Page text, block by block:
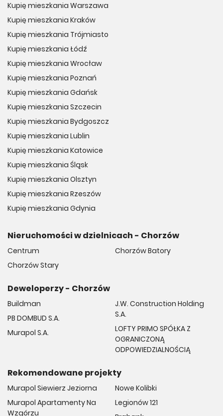
Kupię mieszkania Warszawa
Kupię mieszkania Kraków
Kupię mieszkania Trójmiasto
Kupię mieszkania Łódź
Kupię mieszkania Wrocław
Kupię mieszkania Poznań
Kupię mieszkania Gdańsk
Kupię mieszkania Szczecin
Kupię mieszkania Bydgoszcz
Kupię mieszkania Lublin
Kupię mieszkania Katowice
Kupię mieszkania Śląsk
Kupię mieszkania Olsztyn
Kupię mieszkania Rzeszów
Kupię mieszkania Gdynia
Nieruchomości w dzielnicach - Chorzów
Centrum
Chorzów Stary
Chorzów Batory
Deweloperzy - Chorzów
Buildman
PB DOMBUD S.A.
Murapol S.A.
J.W. Construction Holding
S.A.
LOFTY PRIMO SPÓŁKA Z
OGRANICZONĄ
ODPOWIEDZIALNOŚCIĄ
Rekomendowane projekty
Murapol Siewierz Jeziorna
Murapol Apartamenty Na
Wzgórzu
Nowe Kolibki
Legionów 121